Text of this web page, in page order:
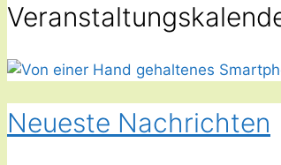
Neueste Nachrichten